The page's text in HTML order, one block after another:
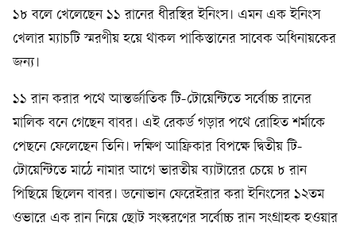
১৮ বলে খেলেছেন ১১ রানের ধীরস্থির ইনিংস। এমন এক ইনিংস
খেলার ম্যাচটি স্মরণীয় হয়ে থাকল পাকিস্তানের সাবেক অধিনায়কের
জন্য।
১১ রান করার পথে আন্তর্জাতিক টি-টোয়েন্টিতে সর্বোচ্চ রানের
মালিক বনে গেছেন বাবর। এই রেকর্ড গড়ার পথে রোহিত শর্মাকে
পেছনে ফেলেছেন তিনি। দক্ষিণ আফ্রিকার বিপক্ষে দ্বিতীয় টি-
টোয়েন্টিতে মাঠে নামার আগে ভারতীয় ব্যাটারের চেয়ে ৮ রান
পিছিয়ে ছিলেন বাবর। ডনোভান ফেরেইরার করা ইনিংসের ১২তম
ওভারে এক রান নিয়ে ছোট সংস্করণের সর্বোচ্চ রান সংগ্রাহক হওয়ার